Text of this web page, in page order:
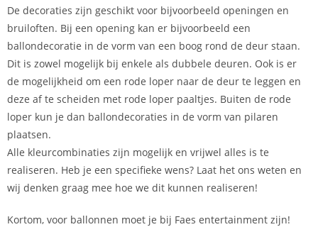
De decoraties zijn geschikt voor bijvoorbeeld openingen en
bruiloften. Bij een opening kan er bijvoorbeeld een
ballondecoratie in de vorm van een boog rond de deur staan.
Dit is zowel mogelijk bij enkele als dubbele deuren. Ook is er
de mogelijkheid om een rode loper naar de deur te leggen en
deze af te scheiden met rode loper paaltjes. Buiten de rode
loper kun je dan ballondecoraties in de vorm van pilaren
plaatsen.
Alle kleurcombinaties zijn mogelijk en vrijwel alles is te
realiseren. Heb je een specifieke wens? Laat het ons weten en
wij denken graag mee hoe we dit kunnen realiseren!
Kortom, voor ballonnen moet je bij Faes entertainment zijn!